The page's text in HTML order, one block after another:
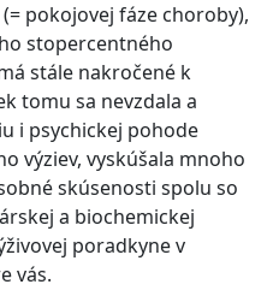
pokojovej fáze choroby),
stopercentného
stále nakročené k
tomu sa nevzdala a
i psychickej pohode
výziev, vyskúšala mnoho
skúsenosti spolu so
a biochemickej
poradkyne v
vás.